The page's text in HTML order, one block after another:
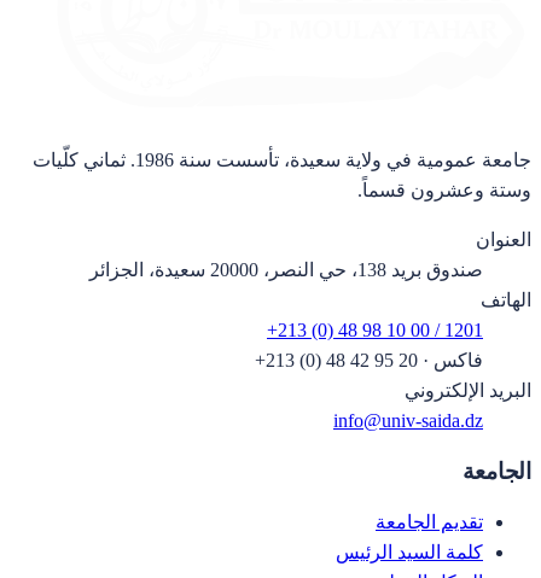
جامعة عمومية في ولاية سعيدة، تأسست سنة 1986. ثماني كلّيات
وستة وعشرون قسماً.
العنوان
صندوق بريد 138، حي النصر، 20000 سعيدة، الجزائر
الهاتف
+213 (0) 48 98 10 00 / 1201
فاكس ·
+213 (0) 48 42 95 20
البريد الإلكتروني
info@univ-saida.dz
الجامعة
تقديم الجامعة
كلمة السيد الرئيس